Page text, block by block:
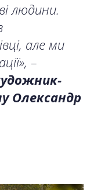
людини.
але ми
–
Олександр